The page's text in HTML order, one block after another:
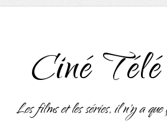
Ciné
Les films et les séries, il n'y a